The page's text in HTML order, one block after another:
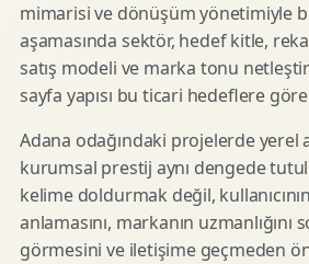
mimarisi ve dönüşüm yönetimiyle
aşamasında sektör, hedef kitle,
satış modeli ve marka tonu
sayfa yapısı bu ticari hedeflere
Adana odağındaki projelerde yerel
kurumsal prestij aynı dengede
kelime doldurmak değil,
anlamasını, markanın uzmanlığını
görmesini ve iletişime geçmeden